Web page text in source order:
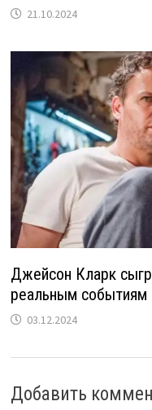
21.10.2024
Джейсон Кларк
реальным событиям
03.12.2024
Добавить